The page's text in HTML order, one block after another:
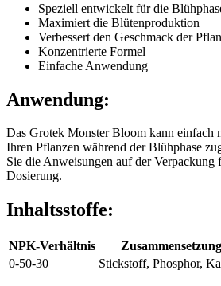
Speziell entwickelt für die
Maximiert die Blütenproduktion
Verbessert den Geschmack der
Konzentrierte Formel
Einfache Anwendung
Anwendung:
Das Grotek Monster Bloom kann einfach
Ihren Pflanzen während der Blühphase
Sie die Anweisungen auf der Verpackung
Dosierung.
Inhaltsstoffe:
NPK-Verhältnis
Zusammensetzung
0-50-30
Stickstoff, Phosphor,